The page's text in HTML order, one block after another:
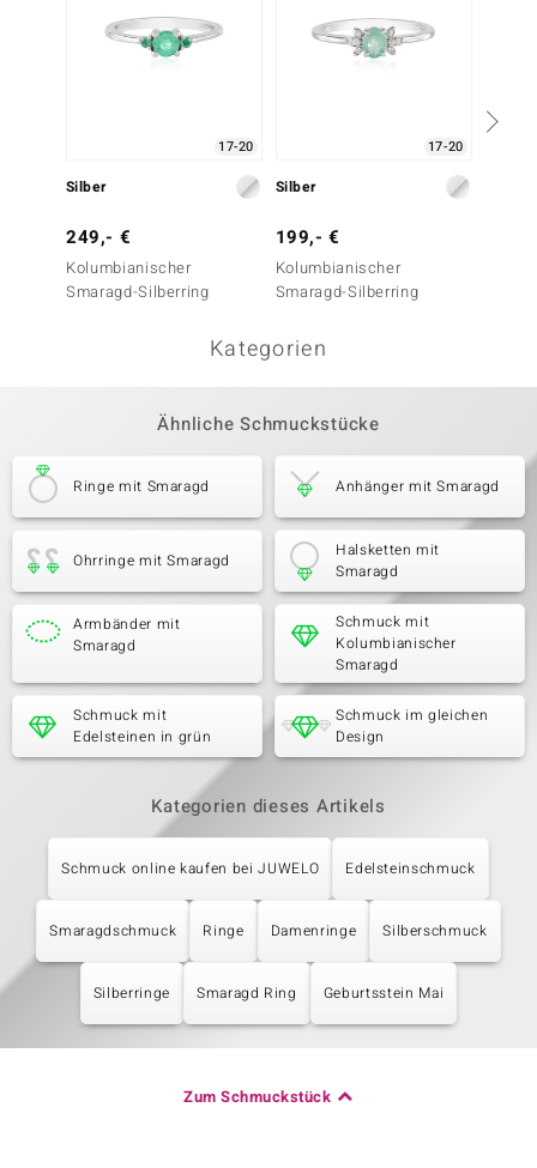
17-20
Silber
249,- €
Kolumbianischer
Smaragd-Silberring
17-20
Silber
199,- €
Kolumbianischer
Smaragd-Silberring
Kategorien
Ähnliche Schmuckstücke
Ringe mit Smaragd Anhänger mit Smaragd
Ohrringe mit Smaragd
Halsketten mit
Smaragd
Armbänder mit
Smaragd
Schmuck mit
Kolumbianischer
Smaragd
Schmuck mit
Edelsteinen in grün
Schmuck im gleichen
Design
Kategorien dieses Artikels
Schmuck online kaufen bei JUWELO Edelsteinschmuck
Smaragdschmuck Ringe Damenringe Silberschmuck
Silberringe Smaragd Ring Geburtsstein Mai
Zum Schmuckstück